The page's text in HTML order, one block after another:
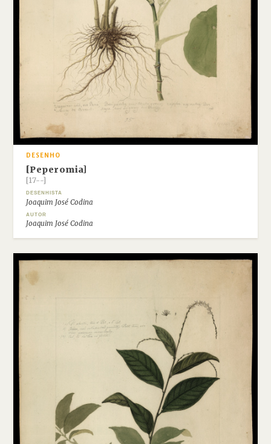
DESENHO
[Peperomia]
[17--]
DESENHISTA
Joaquim José Codina
AUTOR
Joaquim José Codina